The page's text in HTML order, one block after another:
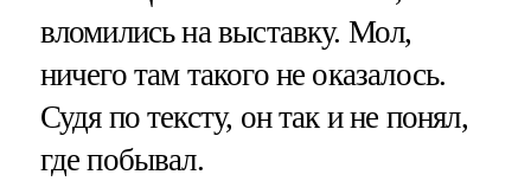
вломились на выставку. Мол,
ничего там такого не оказалось.
Судя по тексту, он так и не понял,
где побывал.